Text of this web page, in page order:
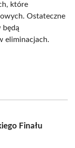
które
Ostateczne
będą
eliminacjach.
Finału